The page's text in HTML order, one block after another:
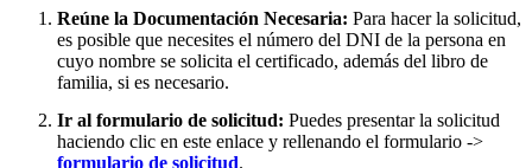
Reúne la Documentación Necesaria: Para hacer la solicitud,
es posible que necesites el número del DNI de la persona en
cuyo nombre se solicita el certificado, además del libro de
familia, si es necesario.
Ir al formulario de solicitud: Puedes presentar la solicitud
haciendo clic en este enlace y rellenando el formulario ->
formulario de solicitud.